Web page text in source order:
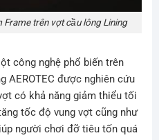
trên vợt cầu lông Lining
công nghệ phổ biến trên
AEROTEC được nghiên cứu
có khả năng giảm thiểu tối
tốc độ vung vợt cũng như
người chơi đỡ tiêu tốn quá